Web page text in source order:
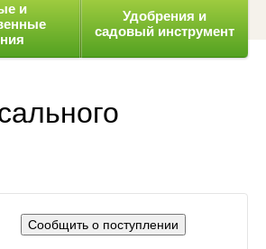
и
Удобрения и
садовый инструмент
Сообщить о поступлении